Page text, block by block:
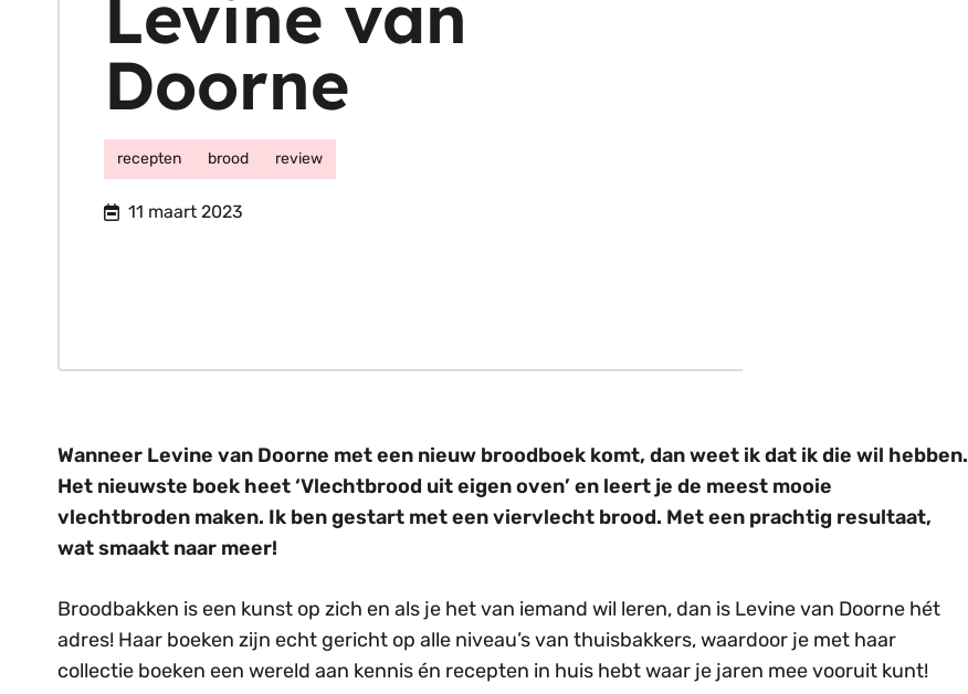
Levine van
Doorne
recepten brood review
11 maart 2023
Wanneer Levine van Doorne met een nieuw broodboek komt, dan weet ik dat ik die wil hebben.
Het nieuwste boek heet ‘Vlechtbrood uit eigen oven’ en leert je de meest mooie
vlechtbroden maken. Ik ben gestart met een viervlecht brood. Met een prachtig resultaat,
wat smaakt naar meer!
Broodbakken is een kunst op zich en als je het van iemand wil leren, dan is Levine van Doorne hét
adres! Haar boeken zijn echt gericht op alle niveau’s van thuisbakkers, waardoor je met haar
collectie boeken een wereld aan kennis én recepten in huis hebt waar je jaren mee vooruit kunt!